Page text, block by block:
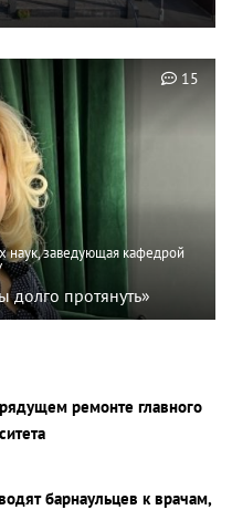
наук, заведующая кафедрой
протянуть»
15
ремонте главного
барнаульцев к врачам,